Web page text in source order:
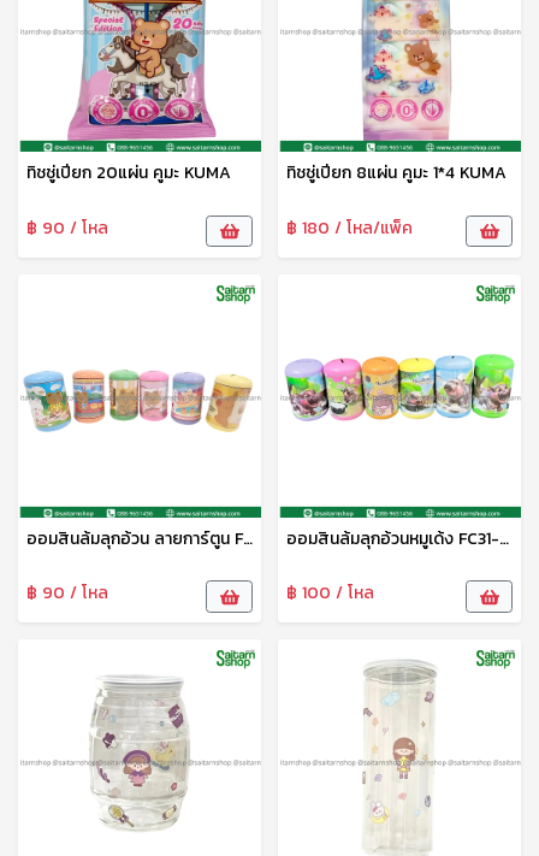
ทิชชู่เปียก 20แผ่น คูมะ KUMA
฿ 90 / โหล
ทิชชู่เปียก 8แผ่น คูมะ 1*4 KUMA
฿ 180 / โหล/แพ็ค
ออมสินล้มลุกอ้วน ลายการ์ตูน FC31-12D FN
฿ 90 / โหล
ออมสินล้มลุกอ้วนหมูเด้ง FC31-12H FN
฿ 100 / โหล